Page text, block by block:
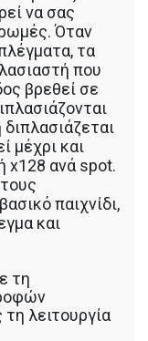
να σας
Όταν
τα
που
βρεθεί σε
μέχρι και
x128 ανά spot.
παιχνίδι,
και
τη
λειτουργία